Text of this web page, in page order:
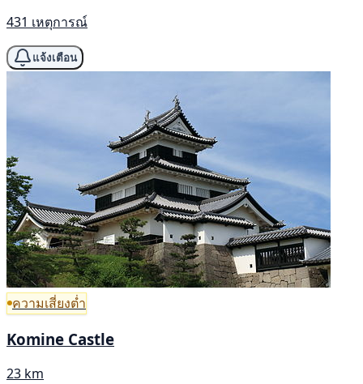
431 เหตุการณ์
แจ้งเตือน
ความเสี่ยงต่ำ
Komine Castle
23 km